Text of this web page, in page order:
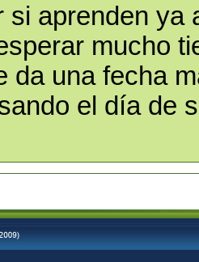
si aprenden ya
mucho
da una fecha
el día de